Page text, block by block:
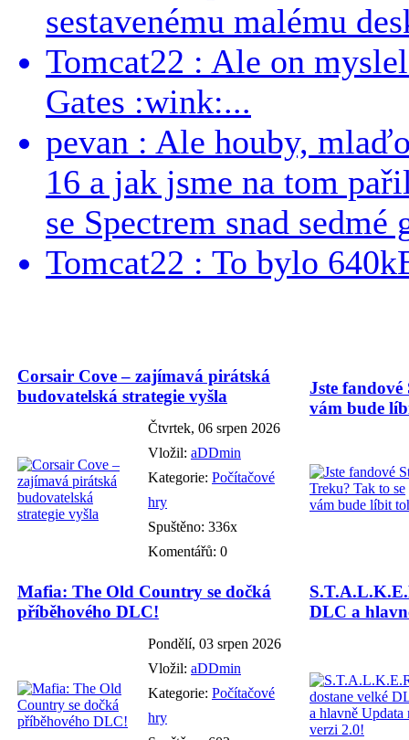
sestavenému malému
Tomcat22 : Ale on
Gates :wink:...
pevan : Ale houby,
16 a jak jsme na tom
se Spectrem snad sedmé
Tomcat22 : To bylo
Corsair Cove – zajímavá pirátská
budovatelská strategie vyšla
Čtvrtek, 06 srpen 2026
Vložil: aDDmin
Kategorie: Počítačové
hry
Spuštěno: 336x
Komentářů: 0
Jste
vám bude
Mafia: The Old Country se dočká
příběhového DLC!
Pondělí, 03 srpen 2026
Vložil: aDDmin
Kategorie: Počítačové
hry
DLC a